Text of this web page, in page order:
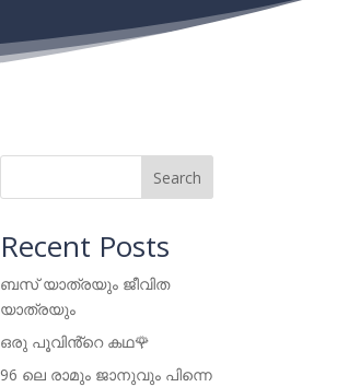
Search
Recent Posts
ബസ് യാത്രയും ജീവിത
യാത്രയും
ഒരു പൂവിൻ്റെ കഥ🌹
96 ലെ രാമും ജാനുവും പിന്നെ